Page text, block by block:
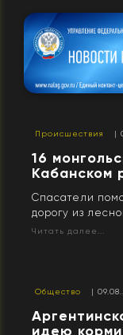
Происшествия |
16
Кабанском
Спасатели
дорогу из
Читать далее...
Общество |
идею